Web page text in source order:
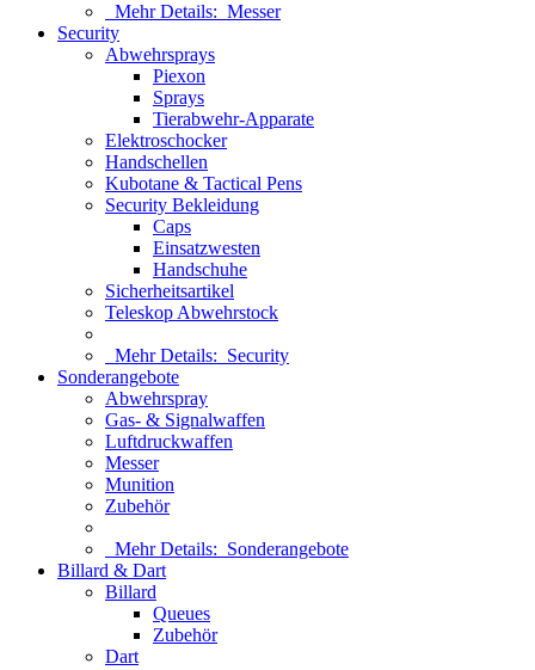
Mehr Details: Messer
Security
Abwehrsprays
Piexon
Sprays
Tierabwehr-Apparate
Elektroschocker
Handschellen
Kubotane & Tactical Pens
Security Bekleidung
Caps
Einsatzwesten
Handschuhe
Sicherheitsartikel
Teleskop Abwehrstock
Mehr Details: Security
Sonderangebote
Abwehrspray
Gas- & Signalwaffen
Luftdruckwaffen
Messer
Munition
Zubehör
Mehr Details: Sonderangebote
Billard & Dart
Billard
Queues
Zubehör
Dart